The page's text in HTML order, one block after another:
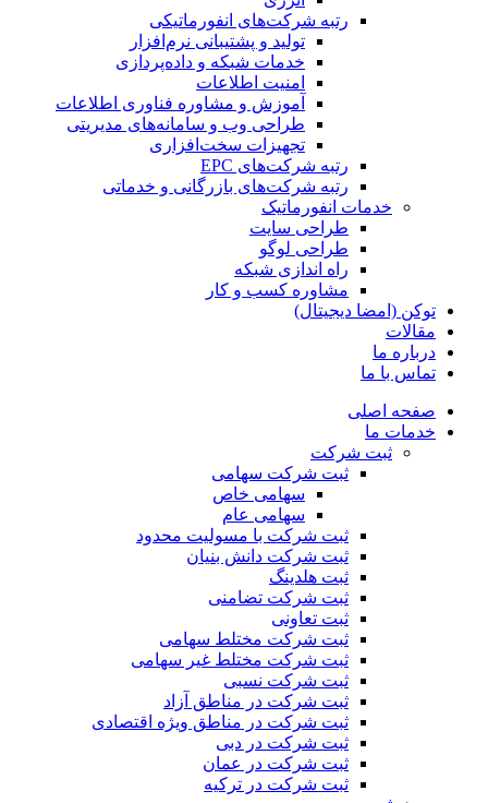
رتبه شرکت‌های انفورماتیکی
تولید و پشتیبانی نرم‌افزار
خدمات شبکه و داده‌پردازی
امنیت اطلاعات
آموزش و مشاوره فناوری اطلاعات
طراحی وب و سامانه‌های مدیریتی
تجهیزات سخت‌افزاری
رتبه شرکت‌های EPC
رتبه شرکت‌های بازرگانی و خدماتی
خدمات انفورماتیک
طراحی سایت
طراحی لوگو
راه اندازی شبکه
مشاوره کسب و کار
توکن (امضا دیجیتال)
مقالات
درباره ما
تماس با ما
صفحه اصلی
خدمات ما
ثبت شرکت
ثبت شرکت سهامی
سهامی خاص
سهامی عام
ثبت شرکت با مسولیت محدود
ثبت شرکت دانش بنیان
ثبت هلدینگ
ثبت شرکت تضامنی
ثبت تعاونی
ثبت شرکت مختلط سهامی
ثبت شرکت مختلط غیر سهامی
ثبت شرکت نسبی
ثبت شرکت در مناطق آزاد
ثبت شرکت در مناطق ویژه اقتصادی
ثبت شرکت در دبی
ثبت شرکت در عمان
ثبت شرکت در ترکیه